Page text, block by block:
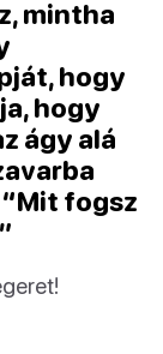
mintha
hogy
hogy
ágy alá
fogsz